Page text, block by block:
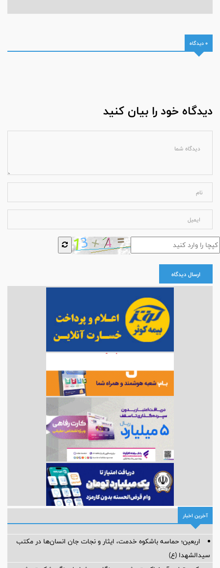
0 دیدگاه
دیدگاه خود را بیان کنید
ارسال دیدگاه
آخرین اخبار
اربعین؛ حماسه باشکوه خدمت، ایثار و نجات جان انسان‌ها در مکتب
سیدالشهدا (ع)